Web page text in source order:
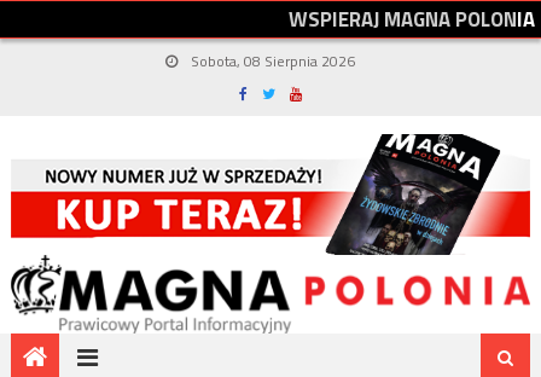
WSPIERAJMAGNAPOLONIA
Sobota, 08 Sierpnia 2026